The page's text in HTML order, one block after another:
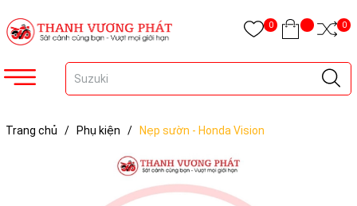
0 0
Trang chủ / Phụ kiện / Nẹp sườn - Honda Vision